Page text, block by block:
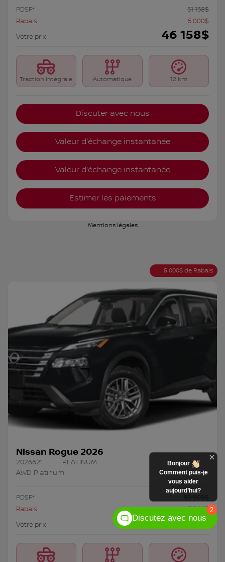
PDSF* 51 158$
Rabais
5 000$
Votre prix
46 158$
Traction intégrale Automatique 12 km
Discuter avec nous
Valeur d'échange instantanée
Valeur d'échange instantanée
Estimer les paiements
Mentions légales
5 000$ de Rabais
Nissan Rogue 2026
2026621
– PLATINUM
AWD Platinum
PDSF*
Rabais
5 000$
Votre prix
45 908$
2
Bonjour
Comment puis-je
vous aider
aujourd’hui?
Discutez avec nous